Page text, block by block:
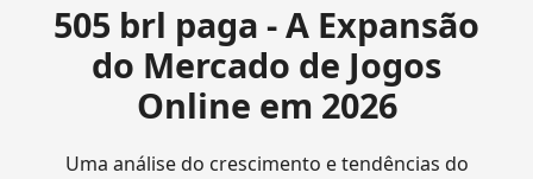
505 brl paga - A Expansão
do Mercado de Jogos
Online em 2026
Uma análise do crescimento e tendências do